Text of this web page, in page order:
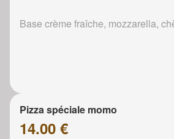
Base crème fraîche, mozzarella,
Pizza spéciale momo
14.00 €